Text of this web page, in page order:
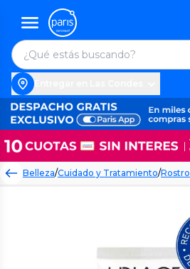
Belleza/Cuidado y Tratamiento/Rostro